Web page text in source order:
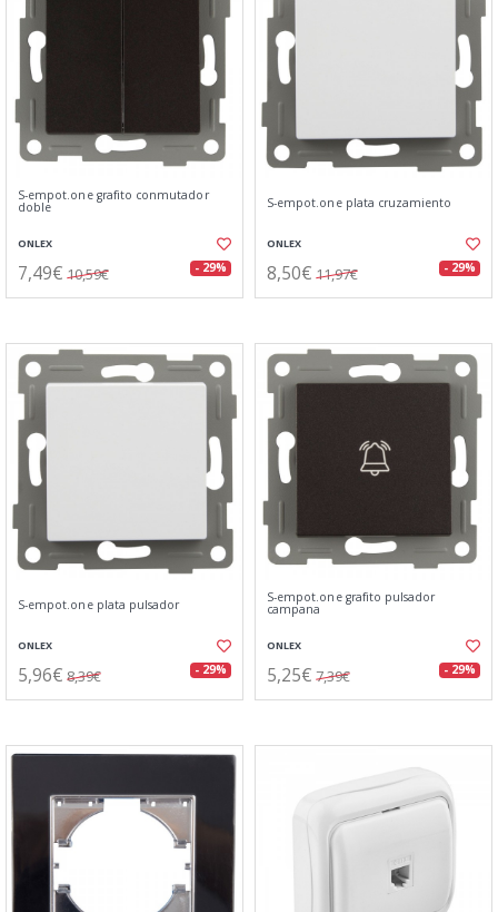
S-empot.one grafito conmutador
doble
ONLEX
7,49€ 10,59€ - 29%
S-empot.one plata cruzamiento
ONLEX
8,50€ 11,97€ - 29%
S-empot.one plata pulsador
ONLEX
5,96€ 8,39€ - 29%
S-empot.one grafito pulsador
campana
ONLEX
5,25€ 7,39€ - 29%